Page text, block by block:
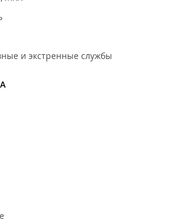
и экстренные службы